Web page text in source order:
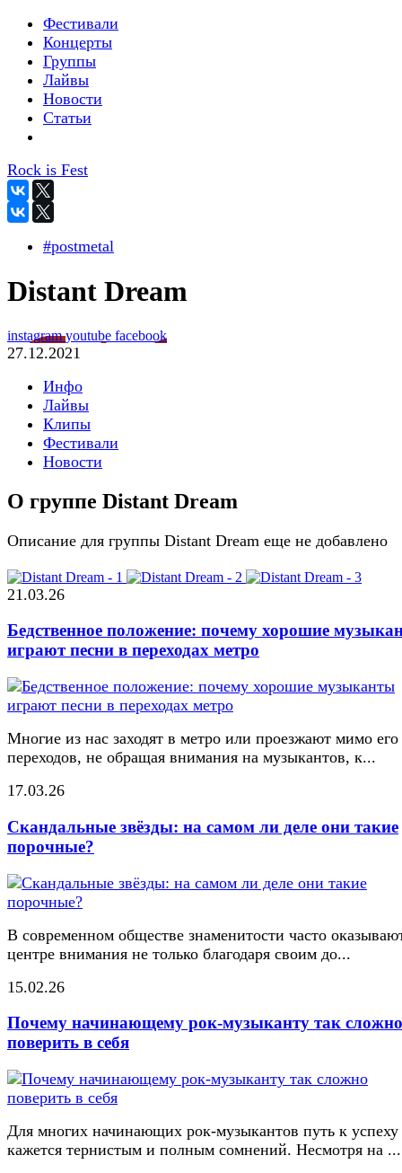
Фестивали
Концерты
Группы
Лайвы
Новости
Статьи
Rock is Fest
#postmetal
Distant Dream
instagramyoutube facebook
27.12.2021
Инфо
Лайвы
Клипы
Фестивали
Новости
О группе Distant Dream
Описание для группы Distant Dream еще не добавлено
21.03.26
Бедственное положение: почему хорошие
играют песни в переходах метро
Многие из нас заходят в метро или проезжают мимо его
переходов, не обращая внимания на музыкантов, к...
17.03.26
Скандальные звёзды: на самом ли деле они такие
порочные?
В современном обществе знаменитости часто
центре внимания не только благодаря своим до...
15.02.26
Почему начинающему рок-музыканту так сложно
поверить в себя
Для многих начинающих рок-музыкантов путь к успеху
кажется тернистым и полным сомнений. Несмотря на ...